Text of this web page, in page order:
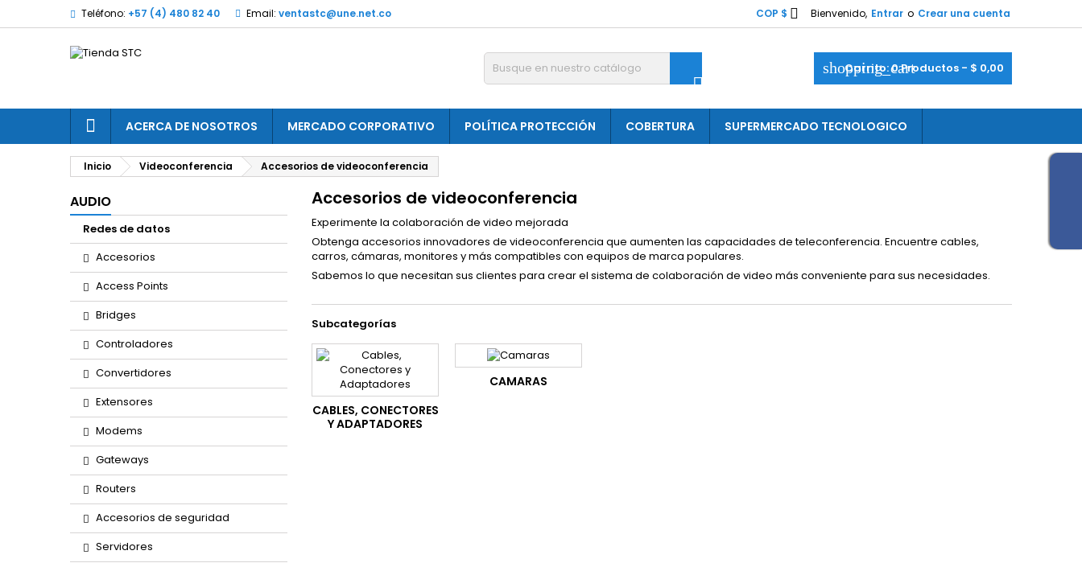
Teléfono: +57 (4) 480 82 40 Email: ventastc@une.net.co Bienvenido, Entrar o Crear una cuenta
COP $ 
shopping_cart
Carrito:0Productos - $ 0,00

ACERCA DE NOSOTROS MERCADO CORPORATIVO POLÍTICA PROTECCIÓN COBERTURA SUPERMERCADO TECNOLOGICO
Inicio Videoconferencia Accesorios de videoconferencia
AUDIO
Redes de datos
Accesorios
Access Points
Bridges
Controladores
Convertidores
Extensores
Modems
Gateways
Routers
Accesorios de seguridad
Servidores
Accesorios de videoconferencia
Experimente la colaboración de video mejorada
Obtenga accesorios innovadores de videoconferencia que aumenten las capacidades de teleconferencia. Encuentre cables,
carros, cámaras, monitores y más compatibles con equipos de marca populares.
Sabemos lo que necesitan sus clientes para crear el sistema de colaboración de video más conveniente para sus necesidades.
Subcategorías
CABLES, CONECTORES
Y ADAPTADORES
CAMARAS